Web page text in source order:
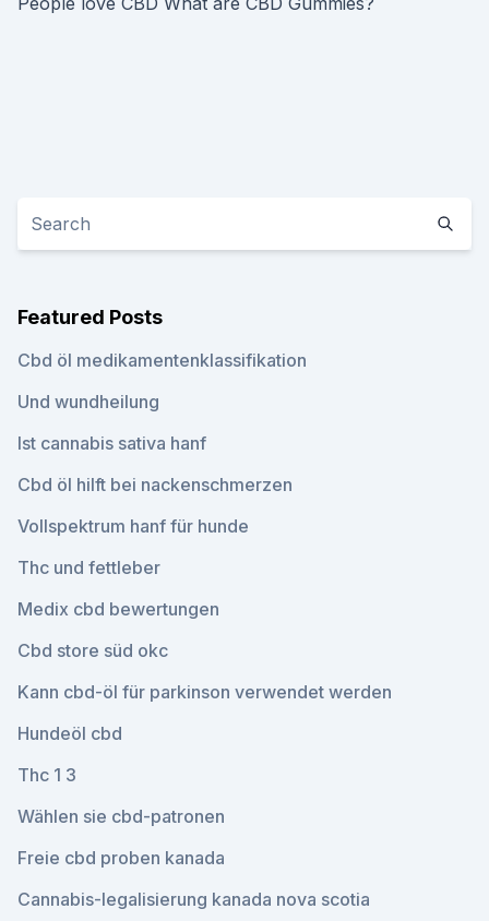
Featured Posts
Cbd öl medikamentenklassifikation
Und wundheilung
Ist cannabis sativa hanf
Cbd öl hilft bei nackenschmerzen
Vollspektrum hanf für hunde
Thc und fettleber
Medix cbd bewertungen
Cbd store süd okc
Kann cbd-öl für parkinson verwendet werden
Hundeöl cbd
Thc 1 3
Wählen sie cbd-patronen
Freie cbd proben kanada
Cannabis-legalisierung kanada nova scotia